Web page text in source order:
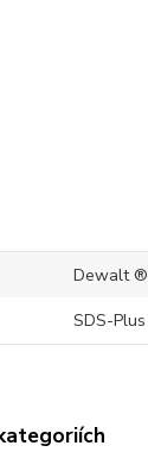
Dewalt ®
SDS-Plus